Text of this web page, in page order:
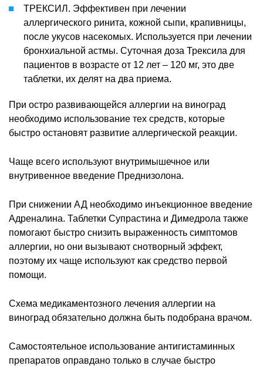
ТРЕКСИЛ. Эффективен при лечении
аллергического ринита, кожной сыпи, крапивницы,
после укусов насекомых. Используется при лечении
бронхиальной астмы. Суточная доза Трексила для
пациентов в возрасте от 12 лет – 120 мг, это две
таблетки, их делят на два приема.
При остро развивающейся аллергии на виноград
необходимо использование тех средств, которые
быстро остановят развитие аллергической реакции.
Чаще всего используют внутримышечное или
внутривенное введение Преднизолона.
При снижении АД необходимо инъекционное введение
Адреналина. Таблетки Супрастина и Димедрола также
помогают быстро снизить выраженность симптомов
аллергии, но они вызывают снотворный эффект,
поэтому их чаще используют как средство первой
помощи.
Схема медикаментозного лечения аллергии на
виноград обязательно должна быть подобрана врачом.
Самостоятельное использование антигистаминных
препаратов оправдано только в случае быстро